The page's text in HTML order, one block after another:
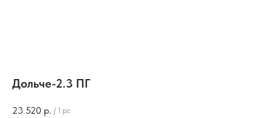
Дольче-2.3 ПГ
23 520 р. / 1 pc